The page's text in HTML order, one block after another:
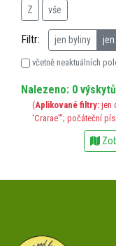
Z vše
Filtr: jen byliny
včetně neaktuálních
Nalezeno: 0 výskytů
(Aplikované filtry: jen
'Crarae'"; počáteční